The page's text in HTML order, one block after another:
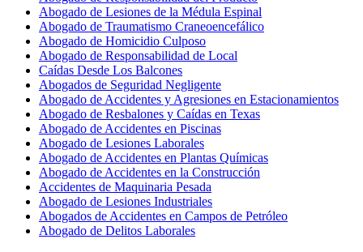
Abogado de Lesiones de la Médula Espinal
Abogado de Traumatismo Craneoencefálico
Abogado de Homicidio Culposo
Abogado de Responsabilidad de Local
Caídas Desde Los Balcones
Abogados de Seguridad Negligente
Abogado de Accidentes y Agresiones en Estacionamientos
Abogado de Resbalones y Caídas en Texas
Abogado de Accidentes en Piscinas
Abogado de Lesiones Laborales
Abogado de Accidentes en Plantas Químicas
Abogado de Accidentes en la Construcción
Accidentes de Maquinaria Pesada
Abogado de Lesiones Industriales
Abogados de Accidentes en Campos de Petróleo
Abogado de Delitos Laborales